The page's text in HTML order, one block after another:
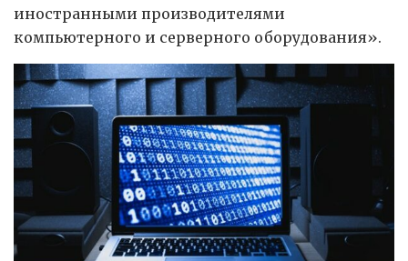
иностранными производителями
компьютерного и серверного оборудования».